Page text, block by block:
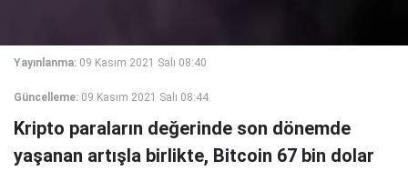
Yayınlanma: 09 Kasım 2021 Salı 08:40
Güncelleme: 09 Kasım 2021 Salı 08:44
Kripto paraların değerinde son dönemde
yaşanan artışla birlikte, Bitcoin 67 bin dolar